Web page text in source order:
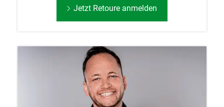
Jetzt Retoure anmelden